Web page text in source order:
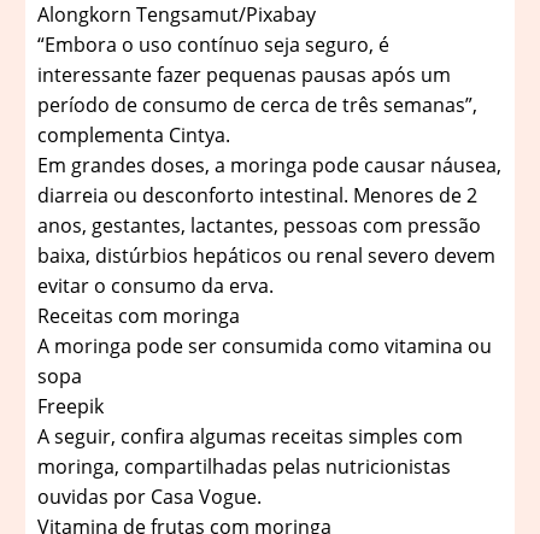
Alongkorn Tengsamut/Pixabay
“Embora o uso contínuo seja seguro, é
interessante fazer pequenas pausas após um
período de consumo de cerca de três semanas”,
complementa Cintya.
Em grandes doses, a moringa pode causar náusea,
diarreia ou desconforto intestinal. Menores de 2
anos, gestantes, lactantes, pessoas com pressão
baixa, distúrbios hepáticos ou renal severo devem
evitar o consumo da erva.
Receitas com moringa
A moringa pode ser consumida como vitamina ou
sopa
Freepik
A seguir, confira algumas receitas simples com
moringa, compartilhadas pelas nutricionistas
ouvidas por Casa Vogue.
Vitamina de frutas com moringa